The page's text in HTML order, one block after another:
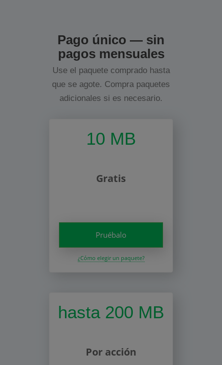
Pago único — sin
pagos mensuales
Use el paquete comprado hasta
que se agote. Compra paquetes
adicionales si es necesario.
10 MB
Gratis
Pruébalo
¿Cómo elegir un paquete?
hasta 200 MB
Por acción